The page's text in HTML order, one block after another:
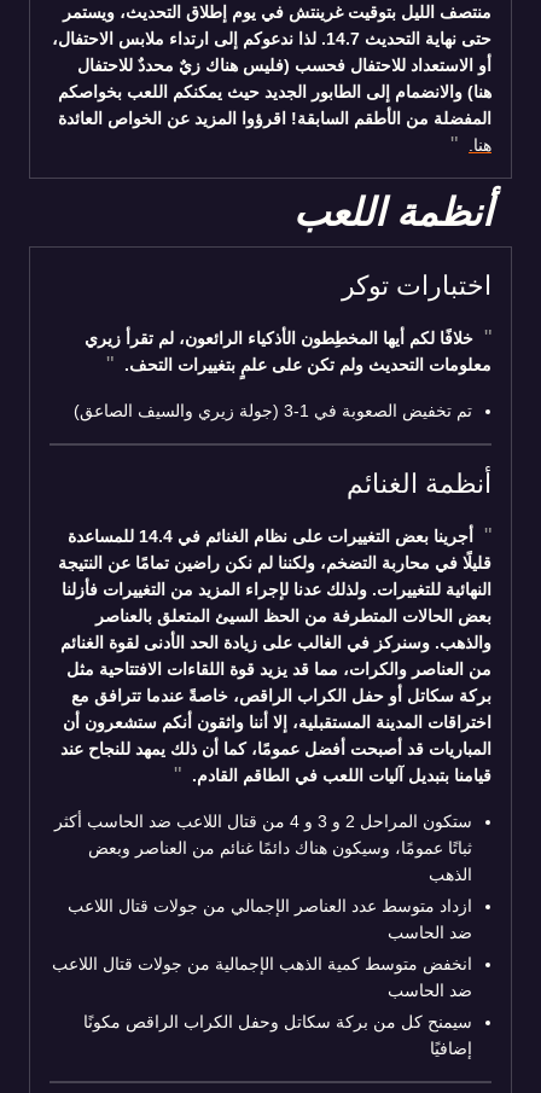
منتصف الليل بتوقيت غرينتش في يوم إطلاق التحديث، ويستمر
حتى نهاية التحديث 14.7. لذا ندعوكم إلى ارتداء ملابس الاحتفال،
أو الاستعداد للاحتفال فحسب (فليس هناك زيٌ محددٌ للاحتفال
هنا) والانضمام إلى الطابور الجديد حيث يمكنكم اللعب بخواصكم
المفضلة من الأطقم السابقة! اقرؤوا المزيد عن الخواص العائدة
هنا.
أنظمة اللعب
اختبارات توكر
خلافًا لكم أيها المخطِطون الأذكياء الرائعون، لم تقرأ زيري
معلومات التحديث ولم تكن على علمٍ بتغييرات التحف.
تم تخفيض الصعوبة في 1-3 (جولة زيري والسيف الصاعق)
أنظمة الغنائم
أجرينا بعض التغييرات على نظام الغنائم في 14.4 للمساعدة
قليلًا في محاربة التضخم، ولكننا لم نكن راضين تمامًا عن النتيجة
النهائية للتغييرات. ولذلك عدنا لإجراء المزيد من التغييرات فأزلنا
بعض الحالات المتطرفة من الحظ السيئ المتعلق بالعناصر
والذهب. وسنركز في الغالب على زيادة الحد الأدنى لقوة الغنائم
من العناصر والكرات، مما قد يزيد قوة اللقاءات الافتتاحية مثل
بركة سكاتل أو حفل الكراب الراقص، خاصةً عندما تترافق مع
اختراقات المدينة المستقبلية، إلا أننا واثقون أنكم ستشعرون أن
المباريات قد أصبحت أفضل عمومًا، كما أن ذلك يمهد للنجاح عند
قيامنا بتبديل آليات اللعب في الطاقم القادم.
ستكون المراحل 2 و 3 و 4 من قتال اللاعب ضد الحاسب أكثر
ثباتًا عمومًا، وسيكون هناك دائمًا غنائم من العناصر وبعض
الذهب
ازداد متوسط عدد العناصر الإجمالي من جولات قتال اللاعب
ضد الحاسب
انخفض متوسط كمية الذهب الإجمالية من جولات قتال اللاعب
ضد الحاسب
سيمنح كل من بركة سكاتل وحفل الكراب الراقص مكونًا
إضافيًا